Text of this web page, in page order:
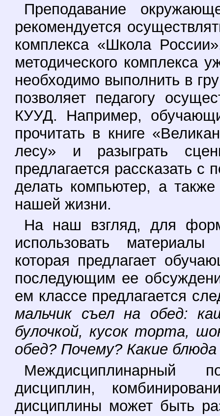
Преподавание
рекомендуется
комплекса «Школа
методического комплекса
необходимо выполнить в
позволяет педагогу
КУУД. Например,
прочитать в книге
лесу» и разыграть
предлагается рассказать
делать компьютер, а
нашей жизни.
На наш взгляд, для
использовать
которая предлагает
последующим ее
ем классе предлагается
мальчик съел на обед:
булочкой, кусок торта,
обед? Почему? Какие
Междисциплинарный
дисциплин,
дисциплины может быть